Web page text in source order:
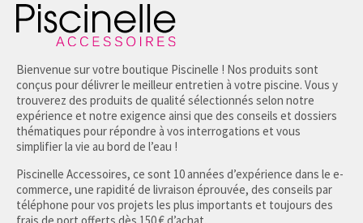
Bienvenue sur votre boutique Piscinelle ! Nos produits sont
conçus pour délivrer le meilleur entretien à votre piscine. Vous y
trouverez des produits de qualité sélectionnés selon notre
expérience et notre exigence ainsi que des conseils et dossiers
thématiques pour répondre à vos interrogations et vous
simplifier la vie au bord de l’eau !
Piscinelle Accessoires, ce sont 10 années d’expérience dans le e-
commerce, une rapidité de livraison éprouvée, des conseils par
téléphone pour vos projets les plus importants et toujours des